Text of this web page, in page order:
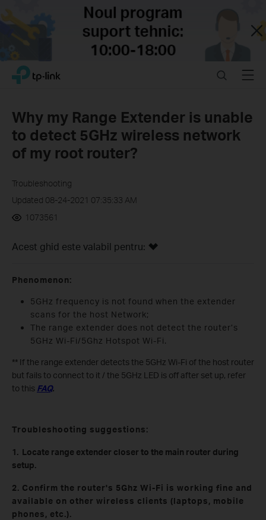
Close
Click
navigation
bar
TP-Link, Reliably Smart SearchMenu
Why my Range Extender is unable
to detect 5GHz wireless network
of my root router?
Troubleshooting
Updated 08-24-2021 07:35:33 AM
1073561
Acest ghid este valabil pentru:
Phenomenon:
5GHz frequency is not found when the extender
scans for the host Network;
The range extender does not detect the router’s
5GHz Wi-Fi/5Ghz Hotspot Wi-Fi.
** If the range extender detects the 5GHz Wi-Fi of the host router
but fails to connect to it / the 5GHz LED is off after set up, refer
to this FAQ.
Troubleshooting suggestions:
1. Locate range extender closer to the main router during
setup.
2. Confirm the router's 5Ghz Wi-Fi is working fine and
available on other wireless clients (laptops, mobile
phones, etc.).